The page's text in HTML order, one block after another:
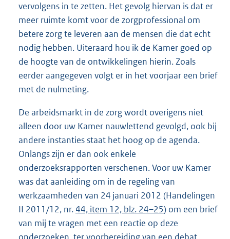
vervolgens in te zetten. Het gevolg hiervan is dat er
meer ruimte komt voor de zorgprofessional om
betere zorg te leveren aan de mensen die dat echt
nodig hebben. Uiteraard hou ik de Kamer goed op
de hoogte van de ontwikkelingen hierin. Zoals
eerder aangegeven volgt er in het voorjaar een brief
met de nulmeting.
De arbeidsmarkt in de zorg wordt overigens niet
alleen door uw Kamer nauwlettend gevolgd, ook bij
andere instanties staat het hoog op de agenda.
Onlangs zijn er dan ook enkele
onderzoeksrapporten verschenen. Voor uw Kamer
was dat aanleiding om in de regeling van
werkzaamheden van 24 januari 2012 (Handelingen
II 2011/12, nr. 44, item 12, blz. 24–25) om een brief
van mij te vragen met een reactie op deze